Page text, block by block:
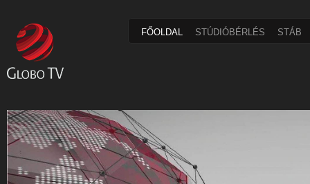
FŐOLDAL STÚDIÓBÉRLÉS STÁB